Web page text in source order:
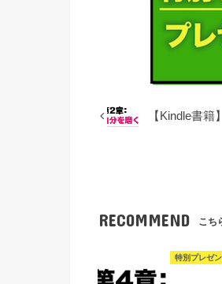
【Kindle書
RECOMMEND こち
特別プレゼン